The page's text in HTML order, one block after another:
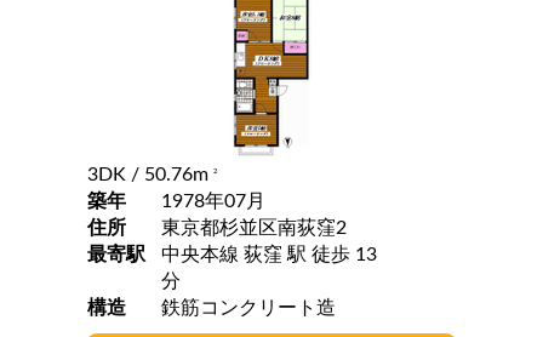
3DK / 50.76m 2
築年
1978年07月
住所
東京都杉並区南荻窪2
最寄駅
中央本線 荻窪 駅 徒歩 13
分
構造
鉄筋コンクリート造